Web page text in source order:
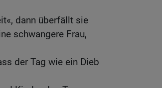
dann überfällt sie
schwangere Frau,
der Tag wie ein Dieb